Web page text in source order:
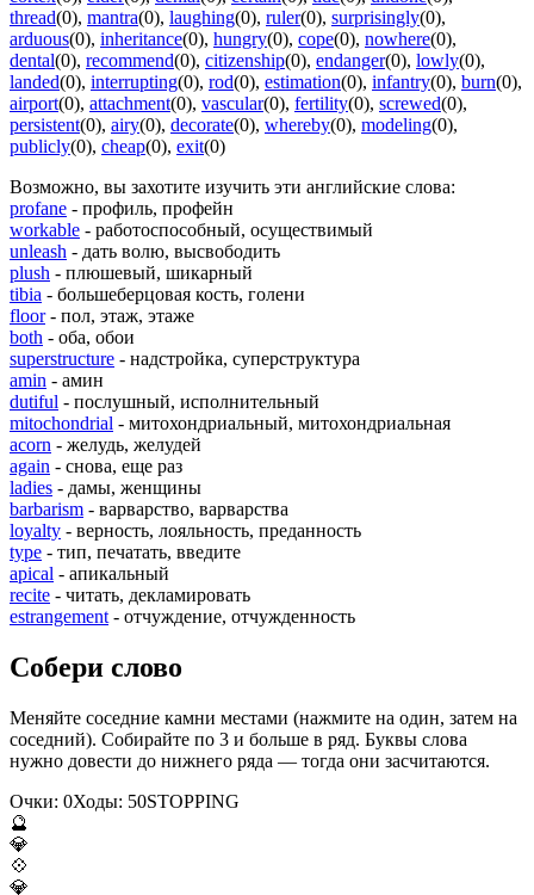
thread(0), mantra(0), laughing(0), ruler(0), surprisingly(0),
arduous(0), inheritance(0), hungry(0), cope(0), nowhere(0),
dental(0), recommend(0), citizenship(0), endanger(0), lowly(0),
landed(0), interrupting(0), rod(0), estimation(0), infantry(0), burn(0),
airport(0), attachment(0), vascular(0), fertility(0), screwed(0),
persistent(0), airy(0), decorate(0), whereby(0), modeling(0),
publicly(0), cheap(0), exit(0)
Возможно, вы захотите изучить эти английские слова:
profane - профиль, профейн
workable - работоспособный, осуществимый
unleash - дать волю, высвободить
plush - плюшевый, шикарный
tibia - большеберцовая кость, голени
floor- пол, этаж, этаже
both - оба, обои
superstructure - надстройка, суперструктура
amin - амин
dutiful - послушный, исполнительный
mitochondrial - митохондриальный, митохондриальная
acorn - желудь, желудей
again - снова, еще раз
ladies - дамы, женщины
barbarism - варварство, варварства
loyalty - верность, лояльность, преданность
type - тип, печатать, введите
apical - апикальный
recite - читать, декламировать
estrangement - отчуждение, отчужденность
Собери слово
Меняйте соседние камни местами (нажмите на один, затем на
соседний). Собирайте по 3 и больше в ряд. Буквы слова
нужно довести до нижнего ряда — тогда они засчитаются.
Очки: 0Ходы: 50STOPPING
🔮
💎
💠
💎